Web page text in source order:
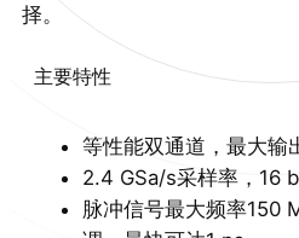
择。
主要特性
等性能双通道，最大输
2.4 GSa/s采样率，16
脉冲信号最大频率150